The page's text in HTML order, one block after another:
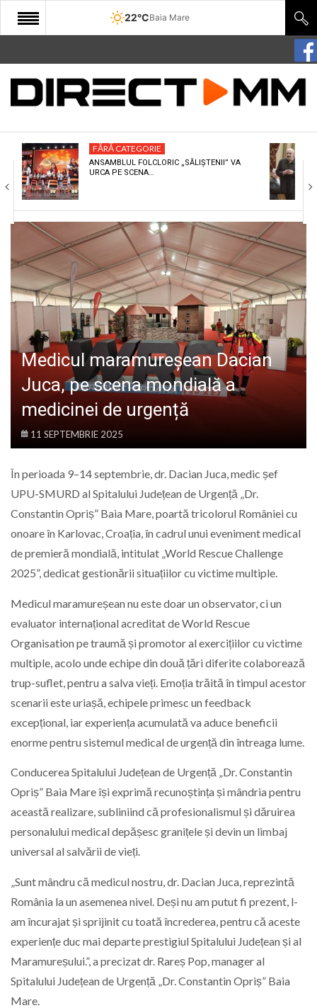
22°CBaia Mare
START
COMUNITATE
CULTURA
ECONOMIE
SANATATE
SPORT
SPECIAL
POLITIC
LIFE
FĂRĂ CATEGORIE
ANSAMBLUL FOLCLORIC „SĂLIȘTENII” VA
URCA PE SCENA…
Medicul maramureșean Dacian
Juca, pe scena mondială a
medicinei de urgență
11 SEPTEMBRIE 2025
În perioada 9–14 septembrie, dr. Dacian Juca, medic șef
UPU-SMURD al Spitalului Județean de Urgență „Dr.
Constantin Opriș” Baia Mare, poartă tricolorul României cu
onoare în Karlovac, Croația, în cadrul unui eveniment medical
de premieră mondială, intitulat „World Rescue Challenge
2025”, dedicat gestionării situațiilor cu victime multiple.
Medicul maramureșean nu este doar un observator, ci un
evaluator internațional acreditat de World Rescue
Organisation pe traumă și promotor al exercițiilor cu victime
multiple, acolo unde echipe din două țări diferite colaborează
trup-suflet, pentru a salva vieți. Emoția trăită în timpul acestor
scenarii este uriașă, echipele primesc un feedback
excepțional, iar experiența acumulată va aduce beneficii
enorme pentru sistemul medical de urgență din întreaga lume.
Conducerea Spitalului Județean de Urgență „Dr. Constantin
Opriș” Baia Mare își exprimă recunoștința și mândria pentru
această realizare, subliniind că profesionalismul și dăruirea
personalului medical depășesc granițele și devin un limbaj
universal al salvării de vieți.
„Sunt mândru că medicul nostru, dr. Dacian Juca, reprezintă
România la un asemenea nivel. Deși nu am putut fi prezent, l-
am încurajat și sprijinit cu toată încrederea, pentru că aceste
experiențe duc mai departe prestigiul Spitalului Județean și al
Maramureșului.”, a precizat dr. Rareș Pop, manager al
Spitalului Județean de Urgență „Dr. Constantin Opriș” Baia
Mare.